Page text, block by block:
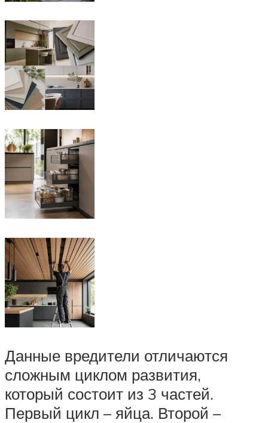
Данные вредители отличаются
сложным циклом развития,
который состоит из 3 частей.
Первый цикл – яйца. Второй –